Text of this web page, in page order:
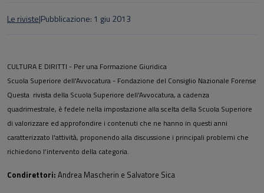
Le riviste|Pubblicazione: 1 giu 2013
CULTURA E DIRITTI - Per una Formazione Giuridica
Scuola Superiore dell'Avvocatura - Fondazione del Consiglio Nazionale Forense
Questa rivista della Scuola Superiore dell'Avvocatura, a cadenza
quadrimestrale, è fedele nella impostazione alla scelta della Scuola Superiore
di valorizzare ed approfondire i contenuti che ne hanno in questi anni
caratterizzato l'attività, proponendo alla discussione i principali problemi che
richiedono l’intervento della categoria.
Condirettori: Andrea Mascherin e Salvatore Sica